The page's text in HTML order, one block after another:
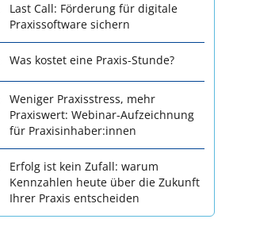
Last Call: Förderung für digitale
Praxissoftware sichern
Was kostet eine Praxis-Stunde?
Weniger Praxisstress, mehr
Praxiswert: Webinar-Aufzeichnung
für Praxisinhaber:innen
Erfolg ist kein Zufall: warum
Kennzahlen heute über die Zukunft
Ihrer Praxis entscheiden